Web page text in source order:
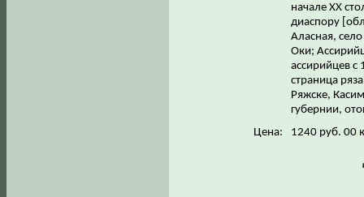
начале ХХ
диаспору
Аласная,
Оки;
ассирийцев с
страница
Ряжске,
губернии,
Цена:
1240 руб. 00